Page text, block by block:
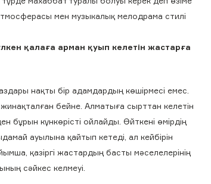
мен музыкалық мелодрама стилі
қалаға арман қуып келетін жастарға
нақты бір адамдардың көшірмесі емес.
бейне. Алматыға сырттан келетін
бұрын күнкөрісті ойлайды. Өйткені өмірдің
ауылына қайтып кетеді, ал кейбірін
қазіргі жастардың басты мәселелерінің
сәйкес келмеуі.